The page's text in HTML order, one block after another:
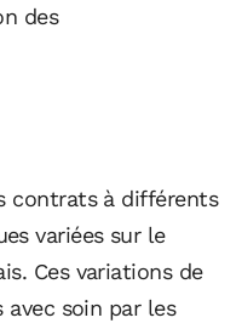
des
contrats à différents
variées sur le
Ces variations de
soin par les